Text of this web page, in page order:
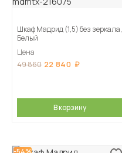
Шкаф Мадрид (1,5) без зеркала,
Белый
Цена
49 860 22 840
В корзину